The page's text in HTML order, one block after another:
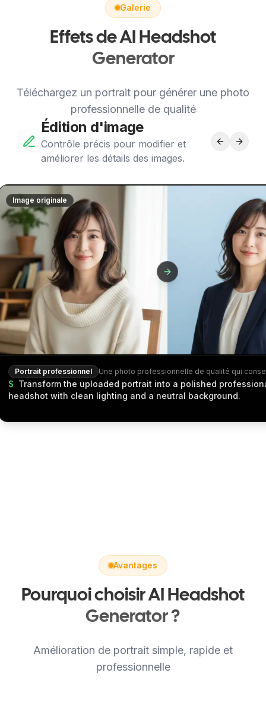
Galerie
Effets de AI Headshot
Generator
Téléchargez un portrait pour générer une photo
professionnelle de qualité
Édition d'image
Contrôle précis pour modifier et
améliorer les détails des images.
Image originale
Portrait professionnel
$ Transform the uploaded portrait into a polished
headshot with clean lighting and a neutral background.
Avantages
Pourquoi choisir AI Headshot
Generator ?
Amélioration de portrait simple, rapide et
professionnelle